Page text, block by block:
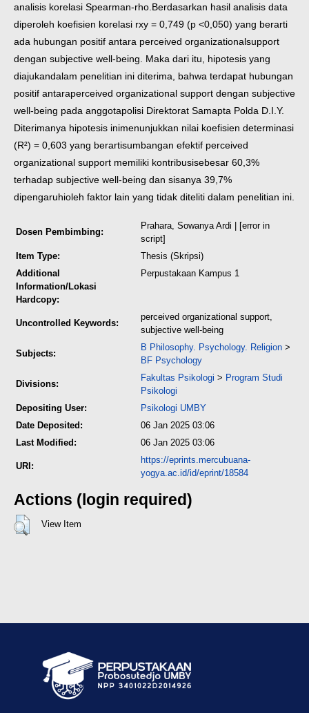
analisis korelasi Spearman-rho. Berdasarkan hasil analisis data
diperoleh koefisien korelasi rxy = 0,749 (p <0,050) yang berarti
ada hubungan positif antara perceived organizationalsupport
dengan subjective well-being. Maka dari itu, hipotesis yang
diajukandalam penelitian ini diterima, bahwa terdapat hubungan
positif antaraperceived organizational support dengan subjective
well-being pada anggotapolisi Direktorat Samapta Polda D.I.Y.
Diterimanya hipotesis inimenunjukkan nilai koefisien determinasi
(R²) = 0,603 yang berartisumbangan efektif perceived
organizational support memiliki kontribusisebesar 60,3%
terhadap subjective well-being dan sisanya 39,7%
dipengaruhioleh faktor lain yang tidak diteliti dalam penelitian ini.
Dosen Pembimbing:
Prahara, Sowanya Ardi | [error in
script]
Item Type:
Thesis (Skripsi)
Additional
Information/Lokasi
Hardcopy:
Perpustakaan Kampus 1
Uncontrolled Keywords:
perceived organizational support,
subjective well-being
Subjects:
B Philosophy. Psychology. Religion >
BF Psychology
Divisions:
Fakultas Psikologi > Program Studi
Psikologi
Depositing User:
Psikologi UMBY
Date Deposited:
06 Jan 2025 03:06
Last Modified:
06 Jan 2025 03:06
URI:
https://eprints.mercubuana-
yogya.ac.id/id/eprint/18584
Actions (login required)
View Item